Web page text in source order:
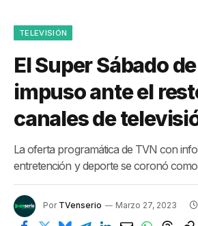
TELEVISIÓN
El Super Sábado
impuso ante el
canales de
La oferta programática de TVN con
entretención y deporte se coronó
Por TVenserio Marzo 27, 2023